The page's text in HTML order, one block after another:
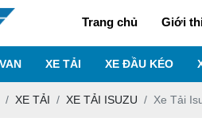
Trang chủ Giới
XE TẢI XE ĐẦU KÉO
XE TẢI XE TẢI ISUZU Xe Tải